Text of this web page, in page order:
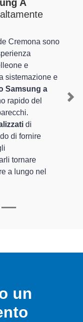
A
Cremona sono
e
sistemazione e
Samsung a
rapido del
di
di fornire
tornare
a lungo nel
un